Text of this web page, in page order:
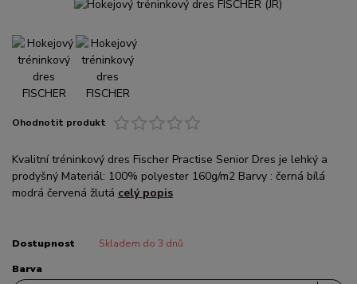
Ohodnotit produkt
Kvalitní tréninkový dres Fischer Practise Senior Dres je lehký a
prodyšný Materiál: 100% polyester 160g/m2 Barvy : černá bílá
modrá červená žlutá celý popis
Dostupnost Skladem do 3 dnů
Barva